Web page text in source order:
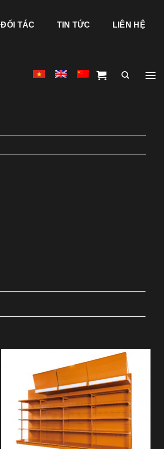
ĐỐI TÁC TIN TỨC LIÊN HỆ